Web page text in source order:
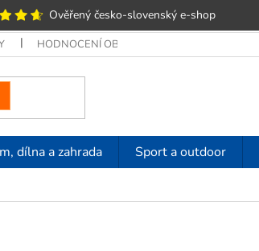
Ověřený česko-slovenský e‑shop
HODNOCENÍ OBCHODU
dílna a zahrada Sport a outdoor